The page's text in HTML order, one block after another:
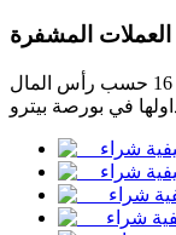
والسلع
العملات المشفرة
مجموعة من العملات المشفرة في أعلى 16 حسب رأس المال